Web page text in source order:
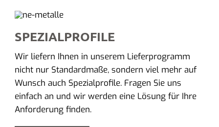
SPEZIALPROFILE
Wir liefern Ihnen in unserem Lieferprogramm
nicht nur Standardmaße, sondern viel mehr auf
Wunsch auch Spezialprofile. Fragen Sie uns
einfach an und wir werden eine Lösung für Ihre
Anforderung finden.